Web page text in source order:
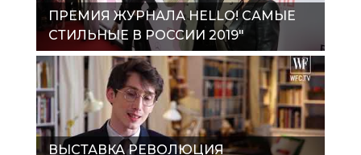
ПРЕМИЯ ЖУРНАЛА HELLO! САМЫЕ
СТИЛЬНЫЕ В РОССИИ 2019"
ВЫСТАВКА РЕВОЛЮЦИЯ